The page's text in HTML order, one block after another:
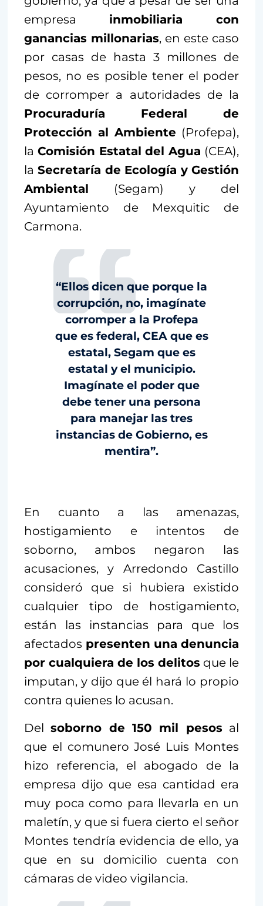
empresa inmobiliaria con
ganancias millonarias, en este caso
por casas de hasta 3 millones de
pesos, no es posible tener el poder
de corromper a autoridades de la
Procuraduría Federal de
Protección al Ambiente (Profepa),
la Comisión Estatal del Agua (CEA),
la Secretaría de Ecología y Gestión
Ambiental (Segam) y del
Ayuntamiento de Mexquitic de
Carmona.
“Ellos dicen que porque la
corrupción, no, imagínate
corromper a la Profepa
que es federal, CEA que es
estatal, Segam que es
estatal y el municipio.
Imagínate el poder que
debe tener una persona
para manejar las tres
instancias de Gobierno, es
mentira”.
En cuanto a las amenazas,
hostigamiento e intentos de
soborno, ambos negaron las
acusaciones, y Arredondo Castillo
consideró que si hubiera existido
cualquier tipo de hostigamiento,
están las instancias para que los
afectados presenten una denuncia
por cualquiera de los delitos que le
imputan, y dijo que él hará lo propio
contra quienes lo acusan.
Delsoborno de 150 mil pesos al
que el comunero José Luis Montes
hizo referencia, el abogado de la
empresa dijo que esa cantidad era
muy poca como para llevarla en un
maletín, y que si fuera cierto el señor
Montes tendría evidencia de ello, ya
que en su domicilio cuenta con
cámaras de video vigilancia.